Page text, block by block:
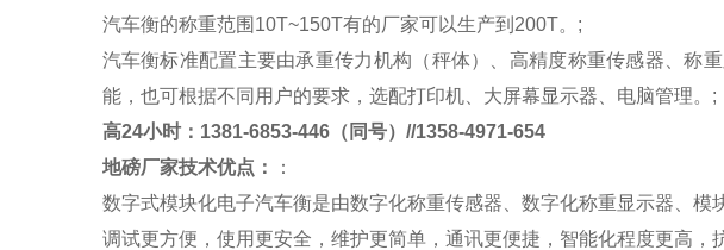
汽车衡的称重范围 10T~150T有的厂家可以生产到 200T。 ;
汽车衡标准配置主要由承重传力机构（秤体）、高精度称重传感器、称
能，也可根据不同用户的要求，选配打印机、大屏幕显示器、电脑管理。 ;
高24小时：1381-6853-446（同号）//1358-4971-654
地磅厂家技术优点：
：
数字式模块化电子汽车衡是由数字化称重传感器、数字化称重显示器、
调试更方便，使用更安全，维护更简单，通讯更便捷，智能化程度更高，